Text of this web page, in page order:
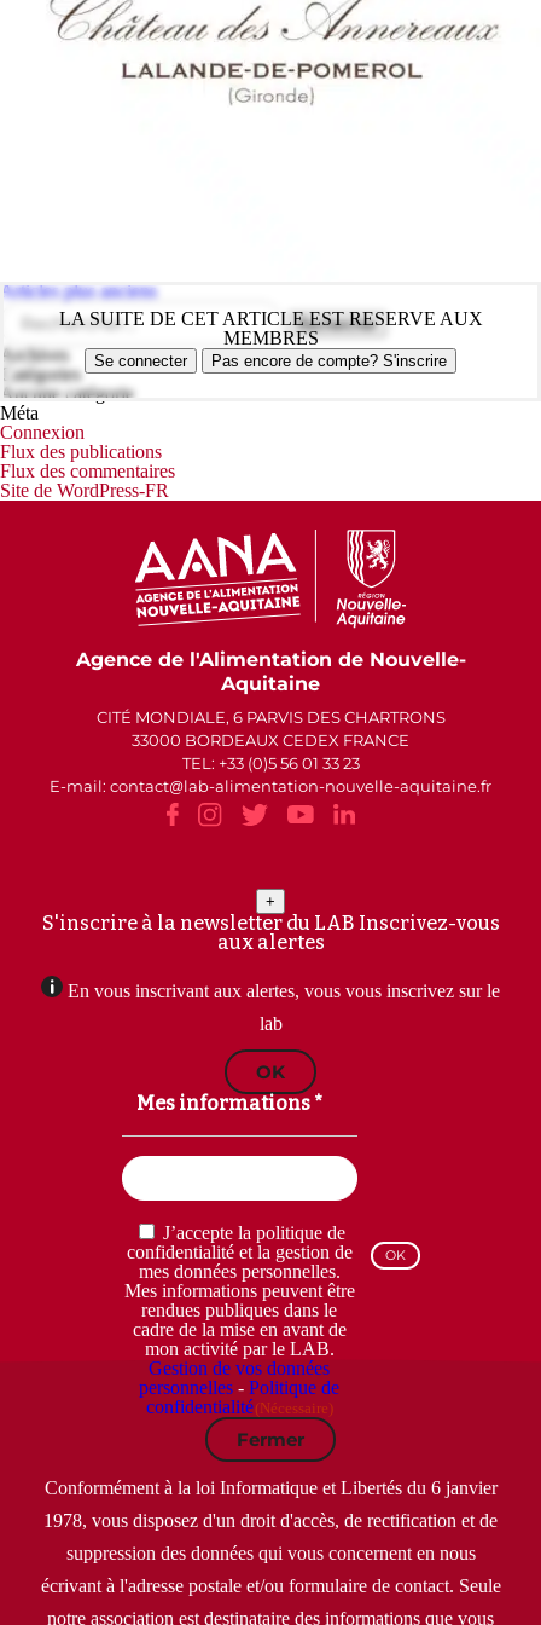
LA SUITE DE CET ARTICLE EST RESERVE AUX
MEMBRES
Se connecter Pas encore de compte? S'inscrire
Navigation
articles
Articles plus anciens
Rechercher :
Archives
Catégories
Aucune catégorie
Méta
Connexion
Flux des publications
Flux des commentaires
Site de WordPress-FR
Agence de l'Alimentation de Nouvelle-
Aquitaine
CITÉ MONDIALE, 6 PARVIS DES CHARTRONS
33000 BORDEAUX CEDEX FRANCE
TEL: +33 (0)5 56 01 33 23
E-mail: contact
lab-alimentation-nouvelle-aquitaine.fr
+
S'inscrire à la newsletter du LAB Inscrivez-vous
aux alertes
En vous inscrivant aux alertes, vous vous inscrivez sur le
lab
OK
Mes informations *
RGPD
(Nécessaire)
J’accepte la politique de
confidentialité et la gestion de
mes données personnelles.
Mes informations peuvent être
rendues publiques dans le
cadre de la mise en avant de
mon activité par le LAB.
Gestion de vos données
personnelles -Politique de
confidentialité(Nécessaire)
Fermer
Conformément à la loi Informatique et Libertés du 6 janvier
1978, vous disposez d'un droit d'accès, de rectification et de
suppression des données qui vous concernent en nous
écrivant à l'adresse postale et/ou formulaire de contact. Seule
notre association est destinataire des informations que vous